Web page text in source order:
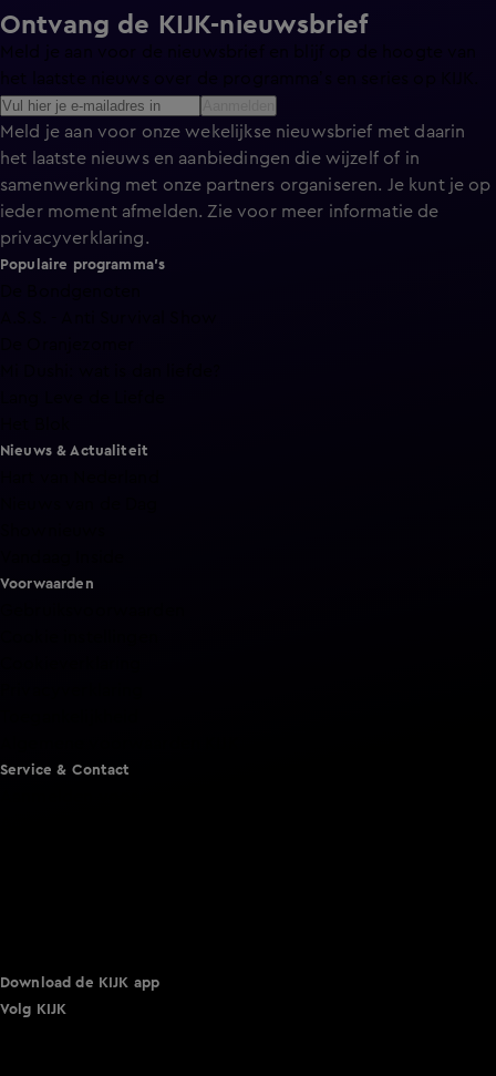
Ontvang de KIJK-nieuwsbrief
Meld je aan voor onze wekelijkse nieuwsbrief met daarin
het laatste nieuws en aanbiedingen die wijzelf of in
samenwerking met onze partners organiseren. Je kunt je op
ieder moment afmelden. Zie voor meer informatie de
privacyverklaring.
Populaire programma's
Nieuws & Actualiteit
Voorwaarden
Service & Contact
Download de KIJK app
Volg KIJK